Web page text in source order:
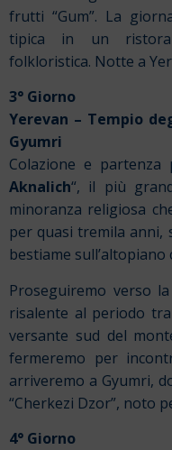
frutti “Gum”. La
tipica in un
folkloristica. Notte a
3° Giorno
Yerevan – Tempio
Gyumri
Colazione e
Aknalich“, il più
minoranza religiosa
per quasi tremila anni,
bestiame sull’altopiano
Proseguiremo verso
risalente al periodo
versante sud del
fermeremo per
arriveremo a Gyumri,
“Cherkezi Dzor”, noto
4° Giorno